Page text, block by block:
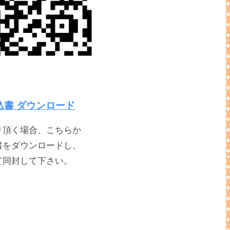
書 ダウンロード
頂く場合、こちらか
ダウンロードし、
封して下さい。